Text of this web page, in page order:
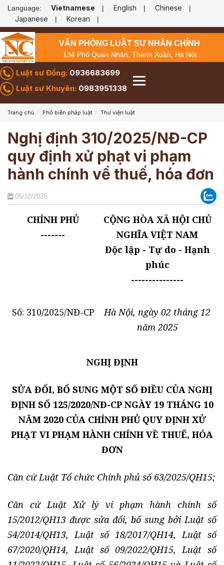
Language: Vietnamese | English | Chinese |
Japanese | Korean |
VĂN PHÒNG LUẬT SƯ NHÂN CHÍNH
134 Phố Quan Nhân, Thanh Xuân, Hà Nội
Luật sư Đồng: 0936683699
Luật sư Khuyên: 0983951338
Trang chủ Phổ biến pháp luật Thư viện luật
Nghị định 310/2025/NĐ-CP
quy định xử phạt vi phạm
hành chính về thuế, hóa đơn
05/12/2025
CHÍNH PHỦ
-------
CỘNG HÒA XÃ HỘI CHỦ
NGHĨA VIỆT NAM
Độc lập - Tự do - Hạnh
phúc
---------------
Số: 310/2025/NĐ-CP
Hà Nội, ngày 02 tháng 12
năm 2025
NGHỊ ĐỊNH
SỬA ĐỔI, BỔ SUNG MỘT SỐ ĐIỀU CỦA NGHỊ
ĐỊNH SỐ 125/2020/NĐ-CP NGÀY 19 THÁNG 10
NĂM 2020 CỦA CHÍNH PHỦ QUY ĐỊNH XỬ
PHẠT VI PHẠM HÀNH CHÍNH VỀ THUẾ, HÓA
ĐƠN
Căn cứ Luật Tổ chức Chính phủ số 63/2025/QH15;
Căn cứ Luật Xử lý vi phạm hành chính số
15/2012/QH13 được sửa đổi, bổ sung bởi Luật số
54/2014/QH13, Luật số 18/2017/QH14, Luật số
67/2020/QH14, Luật số 09/2022/QH15, Luật số